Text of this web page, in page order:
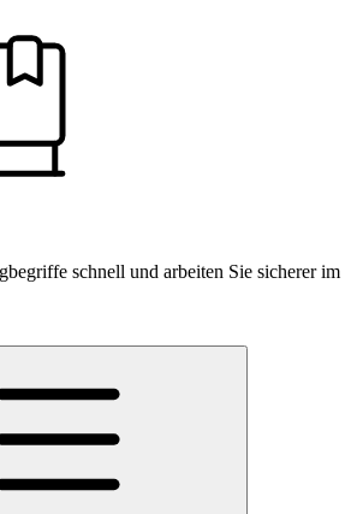
schnell und arbeiten Sie sicherer im